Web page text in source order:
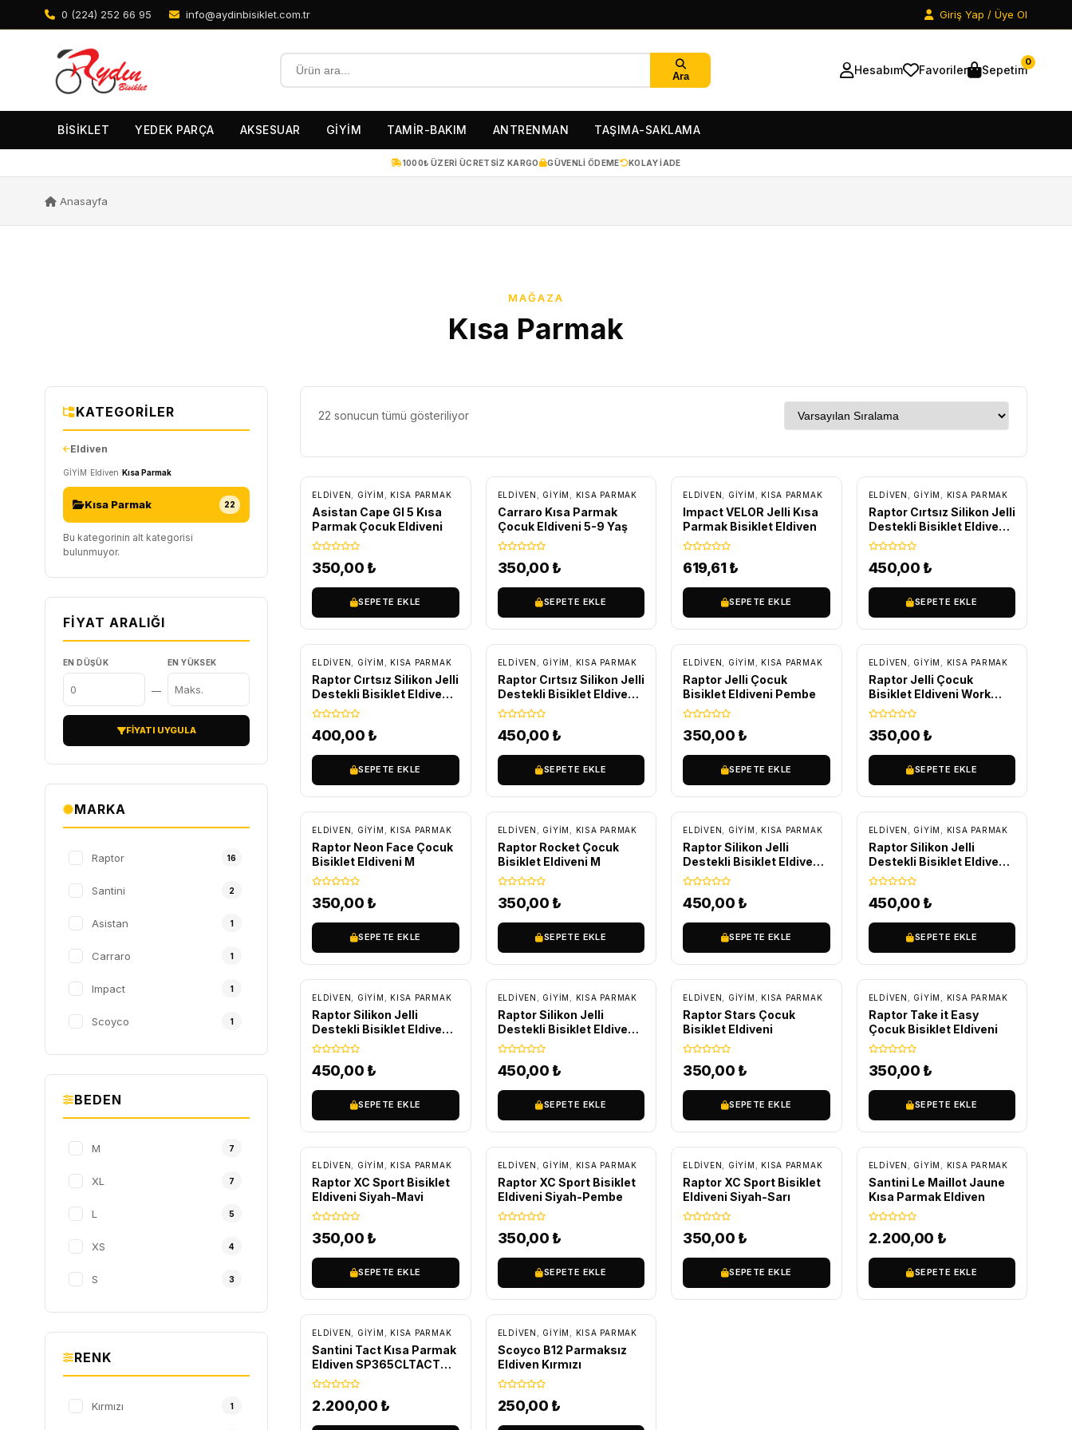
0 (224) 252 66 95 info@aydinbisiklet.com.tr Giriş Yap / Üye Ol
Ara Hesabım Favoriler Sepetim
0
BİSİKLET YEDEK PARÇA AKSESUAR GİYİM TAMİR-BAKIM ANTRENMAN TAŞIMA-SAKLAMA
1000₺ ÜZERI ÜCRETSIZ KARGO GÜVENLI ÖDEME KOLAY IADE
Anasayfa
MAĞAZA
Kısa Parmak
KATEGORILER
Eldiven
GİYİM Eldiven Kısa Parmak
Kısa Parmak 22
Bu kategorinin alt kategorisi
bulunmuyor.
FIYAT ARALIĞI
EN DÜŞÜK
—
EN YÜKSEK
FIYATI UYGULA
MARKA
Raptor 16
Santini 2
Asistan 1
Carraro 1
Impact 1
Scoyco 1
BEDEN
M 7
XL 7
L 5
XS 4
S 3
RENK
Kırmızı 1
22 sonucun tümü gösteriliyor
ELDIVEN GİYİM KISA PARMAK
Asistan Cape Gl 5 Kısa
Parmak Çocuk Eldiveni
350,00 ₺
SEPETE EKLE
ELDIVEN GİYİM KISA PARMAK
Carraro Kısa Parmak
Çocuk Eldiveni 5-9 Yaş
350,00 ₺
SEPETE EKLE
ELDIVEN GİYİM KISA PARMAK
Impact VELOR Jelli Kısa
Parmak Bisiklet Eldiven
619,61₺
SEPETE EKLE
ELDIVEN GİYİM KISA PARMAK
Raptor Cırtsız Silikon Jelli
Destekli Bisiklet Eldiveni
Gri
450,00 ₺
SEPETE EKLE
ELDIVEN GİYİM KISA PARMAK
Raptor Cırtsız Silikon Jelli
Destekli Bisiklet Eldiveni
Siyah
400,00 ₺
SEPETE EKLE
ELDIVEN GİYİM KISA PARMAK
Raptor Cırtsız Silikon Jelli
Destekli Bisiklet Eldiveni
Yeşil
450,00 ₺
SEPETE EKLE
ELDIVEN GİYİM KISA PARMAK
Raptor Jelli Çocuk
Bisiklet Eldiveni Pembe
350,00 ₺
SEPETE EKLE
ELDIVEN GİYİM KISA PARMAK
Raptor Jelli Çocuk
Bisiklet Eldiveni Work
Hard
350,00 ₺
SEPETE EKLE
ELDIVEN GİYİM KISA PARMAK
Raptor Neon Face Çocuk
Bisiklet Eldiveni M
350,00 ₺
SEPETE EKLE
ELDIVEN GİYİM KISA PARMAK
Raptor Rocket Çocuk
Bisiklet Eldiveni M
350,00 ₺
SEPETE EKLE
ELDIVEN GİYİM KISA PARMAK
Raptor Silikon Jelli
Destekli Bisiklet Eldiveni
Kırmızı
450,00 ₺
SEPETE EKLE
ELDIVEN GİYİM KISA PARMAK
Raptor Silikon Jelli
Destekli Bisiklet Eldiveni
Pembe
450,00 ₺
SEPETE EKLE
ELDIVEN GİYİM KISA PARMAK
Raptor Silikon Jelli
Destekli Bisiklet Eldiveni
Turkuaz
450,00 ₺
SEPETE EKLE
ELDIVEN GİYİM KISA PARMAK
Raptor Silikon Jelli
Destekli Bisiklet Eldiveni
Turuncu
450,00 ₺
SEPETE EKLE
ELDIVEN GİYİM KISA PARMAK
Raptor Stars Çocuk
Bisiklet Eldiveni
350,00 ₺
SEPETE EKLE
ELDIVEN GİYİM KISA PARMAK
Raptor Take it Easy
Çocuk Bisiklet Eldiveni
350,00 ₺
SEPETE EKLE
ELDIVEN GİYİM KISA PARMAK
Raptor XC Sport Bisiklet
Eldiveni Siyah-Mavi
350,00 ₺
SEPETE EKLE
ELDIVEN GİYİM KISA PARMAK
Raptor XC Sport Bisiklet
Eldiveni Siyah-Pembe
350,00 ₺
SEPETE EKLE
ELDIVEN GİYİM KISA PARMAK
Raptor XC Sport Bisiklet
Eldiveni Siyah-Sarı
350,00 ₺
SEPETE EKLE
ELDIVEN GİYİM KISA PARMAK
Santini Le Maillot Jaune
Kısa Parmak Eldiven
2.200,00 ₺
SEPETE EKLE
ELDIVEN GİYİM KISA PARMAK
Santini Tact Kısa Parmak
Eldiven SP365CLTACT
Siyah
2.200,00 ₺
ELDIVEN GİYİM KISA PARMAK
Scoyco B12 Parmaksız
Eldiven Kırmızı
250,00 ₺